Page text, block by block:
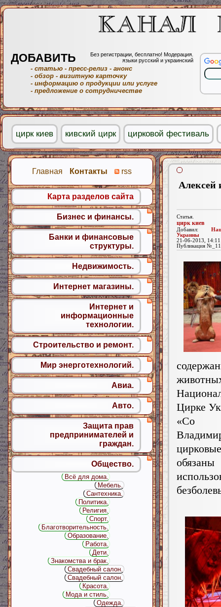
Алексей
Статья.
цирк киев
Добавил:
Украины
21-06-2013,
Публикация
Цирке
«Со
обязаны
Главная Контакты rss
Карта разделов сайта
Бизнес и финансы.
Банки и финансовые
структуры.
Недвижимость.
Интернет магазины.
Интернет и
информационные
технологии.
Строительство и ремонт.
Мир энерготехнологий.
Авиа.
Авто.
Защита прав
предпринимателей и
граждан.
Общество.
Всё для дома.
Мебель.
Сантехника.
Политика.
Религия.
Спорт.
Благотворительность.
Образование.
Работа.
Дети.
Знакомства и брак.
Свадебный салон.
Свадебный салон.
Красота.
Мода и стиль.
Одежда.
ДОБАВИТЬ
Без регистрации, бесплатно! Модерация.
языки русский и украинский
- статью - пресс-релиз - анонс
- обзор - визитную карточку
- информацию о продукции или услуге
- предложение о сотрудничестве
цирк киев кивский цирк цирковой фестиваль
Цирк Дю Солей